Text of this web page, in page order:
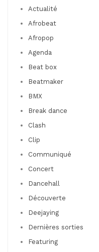
Actualité
Afrobeat
Afropop
Agenda
Beat box
Beatmaker
BMX
Break dance
Clash
Clip
Communiqué
Concert
Dancehall
Découverte
Deejaying
Dernières sorties
Featuring